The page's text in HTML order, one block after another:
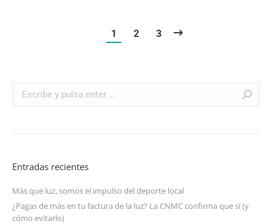
1 2 3
Entradas recientes
Más que luz, somos el impulso del deporte local
¿Pagas de más en tu factura de la luz? La CNMC confirma que sí (y
cómo evitarlo)